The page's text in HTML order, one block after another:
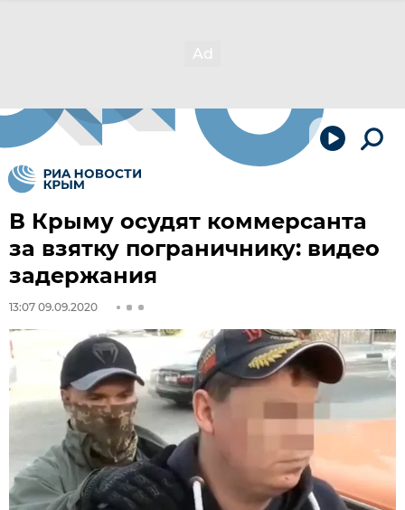
В Крыму осудят коммерсанта
за взятку пограничнику: видео
задержания
13:07 09.09.2020